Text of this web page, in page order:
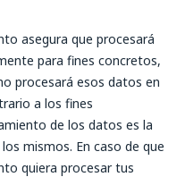
asegura que procesará
para fines concretos,
procesará esos datos en
a los fines
de los datos es la
mismos. En caso de que
quiera procesar tus